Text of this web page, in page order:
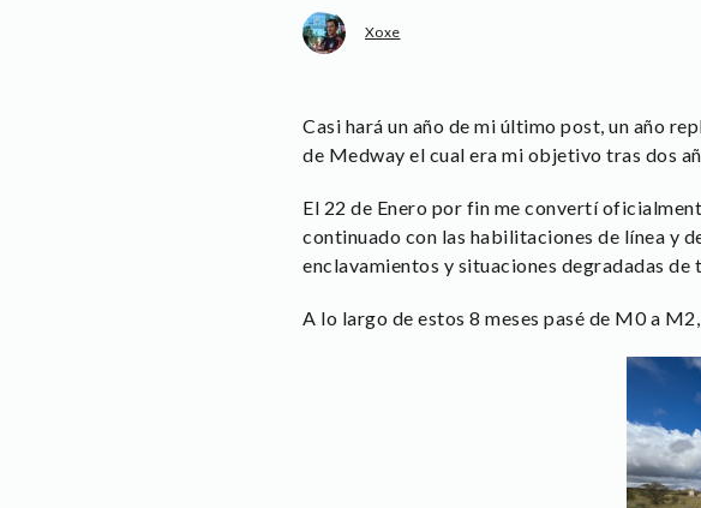
Xoxe
Casi hará un año de mi último post, un año
de Medway el cual era mi objetivo tras dos
El 22 de Enero por fin me convertí
continuado con las habilitaciones de línea y
enclavamientos y situaciones degradadas de
A lo largo de estos 8 meses pasé de M0 a